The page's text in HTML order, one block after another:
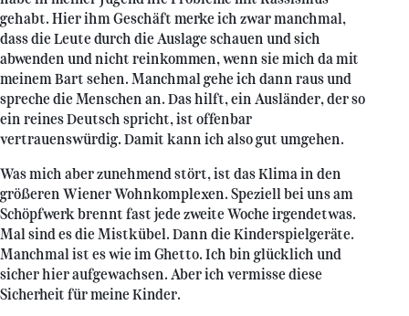
gehabt. Hier ihm Geschäft merke ich zwar manchmal,
dass die Leute durch die Auslage schauen und sich
abwenden und nicht reinkommen, wenn sie mich da mit
meinem Bart sehen. Manchmal gehe ich dann raus und
spreche die Menschen an. Das hilft, ein Ausländer, der so
ein reines Deutsch spricht, ist offenbar
vertrauenswürdig. Damit kann ich also gut umgehen.
Was mich aber zunehmend stört, ist das Klima in den
größeren Wiener Wohnkomplexen. Speziell bei uns am
Schöpfwerk brennt fast jede zweite Woche irgendetwas.
Mal sind es die Mistkübel. Dann die Kinderspielgeräte.
Manchmal ist es wie im Ghetto. Ich bin glücklich und
sicher hier aufgewachsen. Aber ich vermisse diese
Sicherheit für meine Kinder.